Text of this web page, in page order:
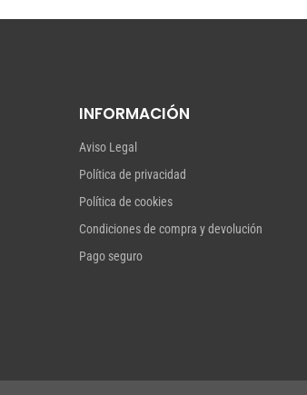
INFORMACIÓN
Aviso Legal
Política de privacidad
Política de cookies
Condiciones de compra y devolución
Pago seguro